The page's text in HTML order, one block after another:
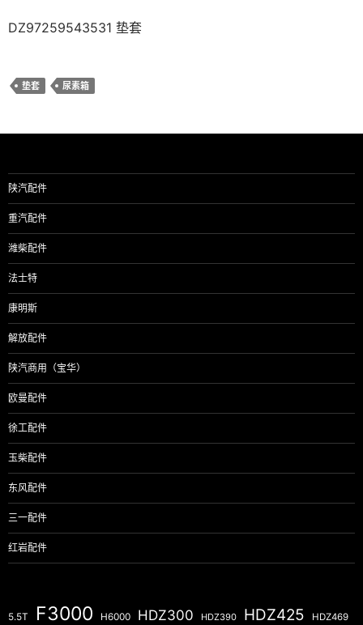
DZ97259543531 垫套
垫套 尿素箱
陕汽配件
重汽配件
潍柴配件
法士特
康明斯
解放配件
陕汽商用（宝华）
欧曼配件
徐工配件
玉柴配件
东风配件
三一配件
红岩配件
5.5T F3000 H6000 HDZ300 HDZ390 HDZ425 HDZ469